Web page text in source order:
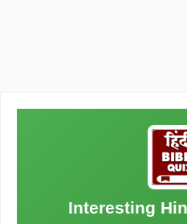
Interesting